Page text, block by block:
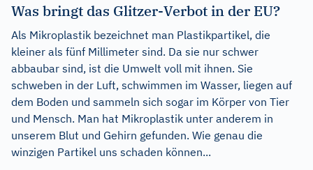
Was bringt das Glitzer-Verbot in der EU?
Als Mikroplastik bezeichnet man Plastikpartikel, die
kleiner als fünf Millimeter sind. Da sie nur schwer
abbaubar sind, ist die Umwelt voll mit ihnen. Sie
schweben in der Luft, schwimmen im Wasser, liegen auf
dem Boden und sammeln sich sogar im Körper von Tier
und Mensch. Man hat Mikroplastik unter anderem in
unserem Blut und Gehirn gefunden. Wie genau die
winzigen Partikel uns schaden können...